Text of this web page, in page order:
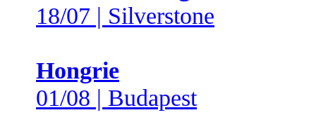
18/07 | Silverstone
Hongrie
01/08 | Budapest